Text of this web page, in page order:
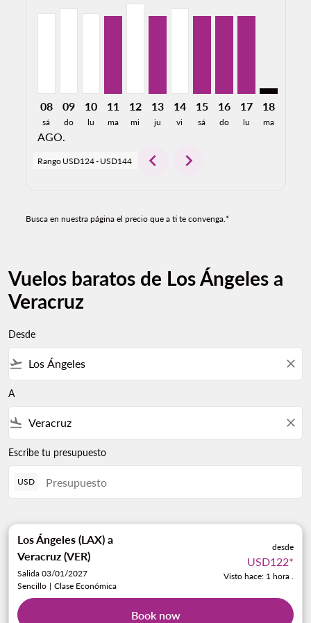
LAX–VER, 08/08/2026: Desde USD128
08
sá
AGO.
LAX–VER, 08/09/2026: Desde USD136
09
do
LAX–VER, 08/10/2026: Desde USD128
10
lu
LAX–VER, 08/11/2026: Desde USD124
11
ma
LAX–VER, 08/12/2026: Desde
12
mi
LAX–VER, 08/13/2026: Desde
13
ju
LAX–VER, 08/14/2026:
14
vi
15
sá
16
do
17
lu
18
ma
Rango USD124- USD144 chevron_left chevron_right
Busca en nuestra página el precio que a ti te convenga.*
Vuelos baratos de Los Ángeles a
Veracruz
Desde
flight_takeoff close
A
flight_land close
Escribe tu presupuesto
USD
Los Ángeles (LAX) a
Veracruz (VER)
Salida 03/01/2027
Sencillo | Clase Económica
desde
USD122*
Visto hace: 1 hora .
Book now